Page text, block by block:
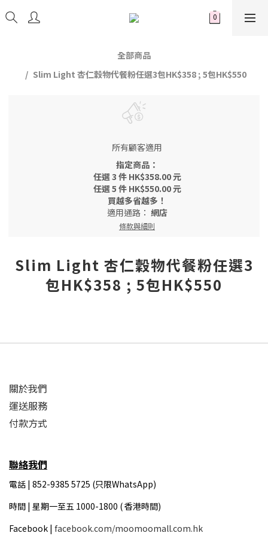
全部商品
Slim Light 杏仁穀物代餐粉任選3包HK$358 ; 5包HK$550
所有顧客適用
指定商品：
任選 3 件 HK$358.00 元
任選 5 件 HK$550.00 元
買越多省越多！
適用通路： 網店
條款與細則
Slim Light 杏仁穀物代餐粉任選3
包HK$358 ; 5包HK$550
關於我們
運送服務
付款方式
聯絡我們
電話 | 852-9385 5725 (只限WhatsApp)
時間 | 星期一至五 1000-1800 ( 香港時間)
Facebook | facebook.com/moomoomall.com.hk